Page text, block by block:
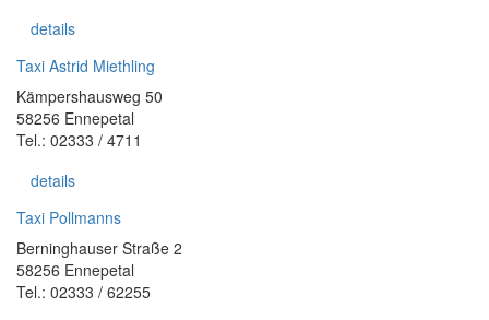
details
Taxi Astrid Miethling
Kämpershausweg 50
58256 Ennepetal
Tel.: 02333 / 4711
details
Taxi Pollmanns
Berninghauser Straße 2
58256 Ennepetal
Tel.: 02333 / 62255